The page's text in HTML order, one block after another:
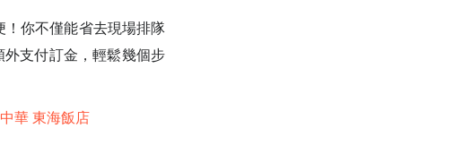
你不僅能省去現場排隊
支付訂金，輕鬆幾個步
華 東海飯店